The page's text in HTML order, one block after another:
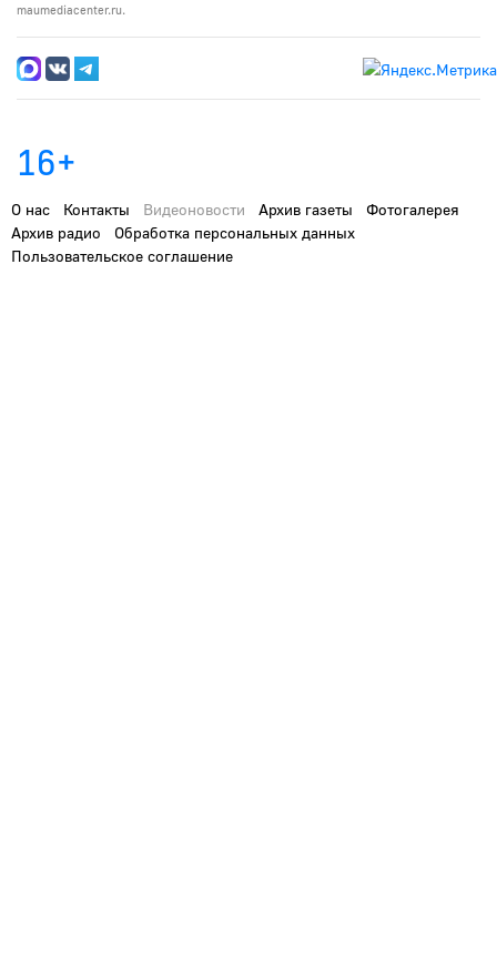
maumediacenter.ru.
16+
О нас Контакты Видеоновости Архив газеты
Фотогалерея
Архив радио
Обработка персональных данных
Пользовательское соглашение